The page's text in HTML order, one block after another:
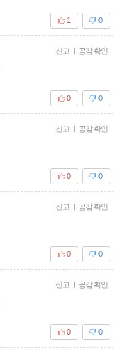
0
1
신고 | 공감 확인
0
0
신고 | 공감 확인
0
0
신고 | 공감 확인
0
0
신고 | 공감 확인
0
0